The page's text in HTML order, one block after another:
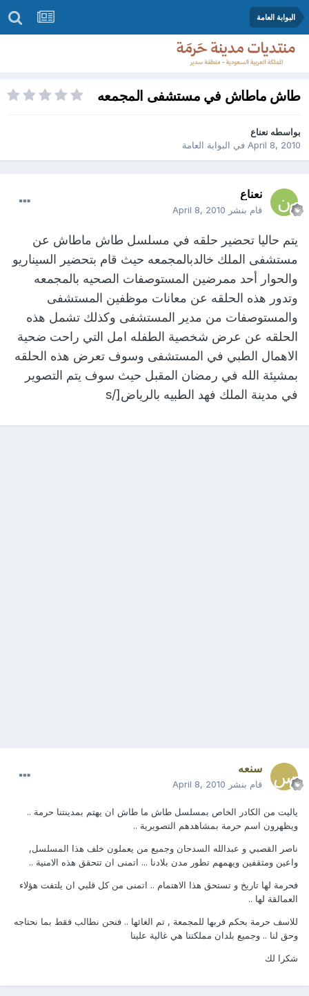
البوابة العامة
طاش ماطاش في مستشفى المجمعه
بواسطه نعناع
April 8, 2010في البوابة العامة
نعناع
قام بنشر April 8, 2010
يتم حاليا تحضير حلقه في مسلسل طاش ماطاش عن
مستشفى الملك خالدبالمجمعه حيث قام بتحضير السيناريو
والحوار أحد ممرضين المستوصفات الصحيه بالمجمعه
وتدور هذه الحلقه عن معانات موظفين المستشفى
والمستوصفات من مدير المستشفى وكذلك تشمل هذه
الحلقه عن عرض شخصية الطفله امل التي راحت ضحية
الاهمال الطبي في المستشفى وسوف تعرض هذه الحلقه
بمشيئة الله في رمضان المقبل حيث سوف يتم التصوير
في مدينة الملك فهد الطبيه بالرياض[/s
سنعه
قام بنشر April 8, 2010
ياليت من الكادر الخاص بمسلسل طاش ما طاش ان يهتم بمدينتنا حرمة ..
ويظهرون اسم حرمة بمشاهدهم التصويرية ..
ناصر القصبي و عبدالله السدحان وجميع من يعملون خلف هذا المسلسل,
واعين ومثقفين ويهمهم تطور مدن بلادنا ... اتمنى ان تتحقق هذه الامنية ..
فحرمة لها تاريخ و تستحق هذا الاهتمام .. اتمنى من كل قلبي ان يلتفت هؤلاء
العمالقة لها ..
للاسف حرمة بحكم قربها للمجمعة , تم الغائها .. فنحن نطالب فقط بما نحتاجه
وحق لنا .. وجميع بلدان مملكتنا هي غالية علينا
شكرا لك